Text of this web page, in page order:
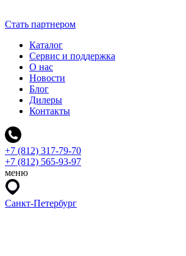
Стать партнером
Каталог
Сервис и поддержка
О нас
Новости
Блог
Дилеры
Контакты
+7 (812) 317-79-70
+7 (812) 565-93-97
меню
Санкт-Петербург